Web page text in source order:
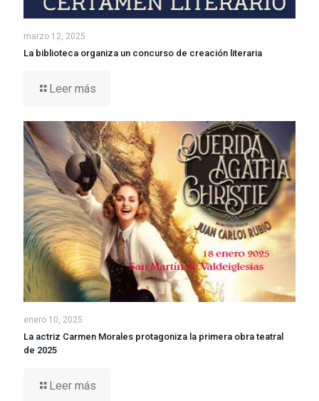
marzo 12, 2025
La biblioteca organiza un concurso de creación literaria
Leer más
enero 10, 2025
La actriz Carmen Morales protagoniza la primera obra teatral
de 2025
Leer más